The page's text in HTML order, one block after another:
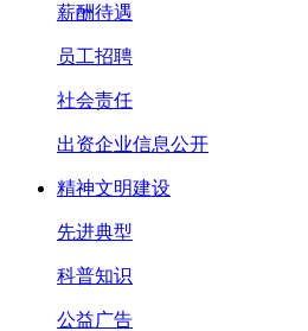
薪酬待遇
员工招聘
社会责任
出资企业信息公开
精神文明建设
先进典型
科普知识
公益广告